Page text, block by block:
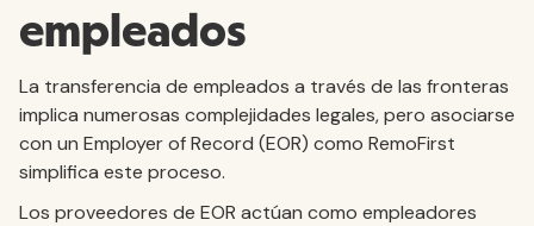
empleados
La transferencia de empleados a través de las fronteras
implica numerosas complejidades legales, pero asociarse
con un Employer of Record (EOR) como RemoFirst
simplifica este proceso.
Los proveedores de EOR actúan como empleadores